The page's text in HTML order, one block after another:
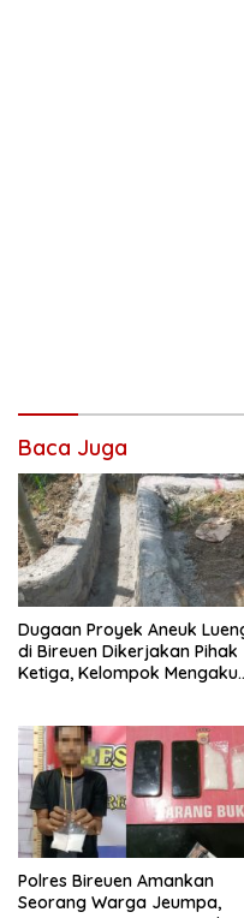
Baca Juga
Dugaan Proyek Aneuk
di Bireuen Dikerjakan Pihak
Ketiga, Kelompok Mengaku
Polres Bireuen Amankan
Seorang Warga Jeumpa,